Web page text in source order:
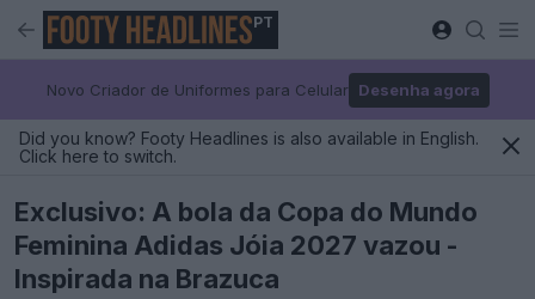
PT
Novo Criador de Uniformes para Celular Desenha agora
Did you know? Footy Headlines is also available in English.
Click here to switch.
Exclusivo: A bola da Copa do Mundo
Feminina Adidas Jóia 2027 vazou -
Inspirada na Brazuca